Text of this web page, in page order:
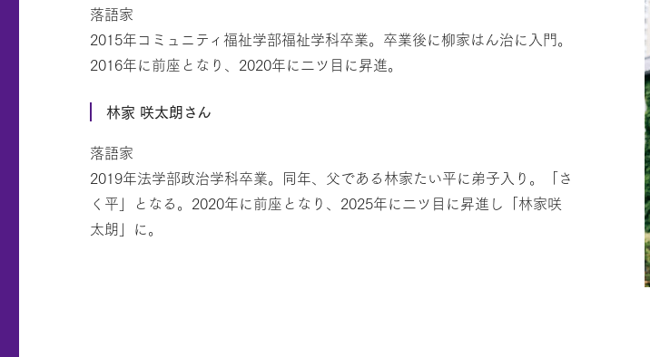
落語家
2015年コミュニティ福祉学部福祉学科卒業。卒業後に柳家はん治に入門。
2016年に前座となり、2020年に二ツ目に昇進。
林家 咲太朗さん
落語家
2019年法学部政治学科卒業。同年、父である林家たい平に弟子入り。「さ
く平」となる。2020年に前座となり、2025年に二ツ目に昇進し「林家咲
太朗」に。